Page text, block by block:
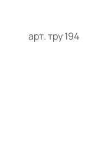
арт.тру 194